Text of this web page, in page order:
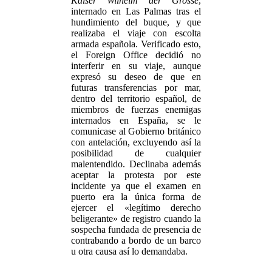
internado en Las Palmas tras el
hundimiento del buque, y que
realizaba el viaje con escolta
armada española. Verificado esto,
el Foreign Office decidió no
interferir en su viaje, aunque
expresó su deseo de que en
futuras transferencias por mar,
dentro del territorio español, de
miembros de fuerzas enemigas
internados en España, se le
comunicase al Gobierno británico
con antelación, excluyendo así la
posibilidad de cualquier
malentendido. Declinaba además
aceptar la protesta por este
incidente ya que el examen en
puerto era la única forma de
ejercer el «legítimo derecho
beligerante» de registro cuando la
sospecha fundada de presencia de
contrabando a bordo de un barco
u otra causa así lo demandaba.